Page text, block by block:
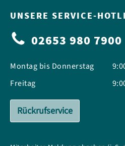
UNSERE SERVICE-
02653 980 7900
Montag bis Donnerstag
Freitag
Rückrufservice